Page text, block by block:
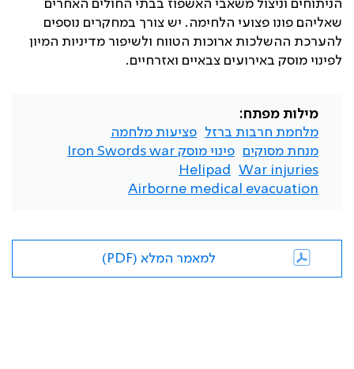
הניתוחים וניצול משאבי האשפוז בבתי החולים האחרים
שאליהם פונו פצועי הלחימה. יש צורך במחקרים נוספים
להערכת ההשלכות ארוכות הטווח ולשיפור מדיניות המיון
לפינוי מוסק באירועים צבאיים ואזרחיים.
מילות מפתח:
מלחמת חרבות ברזל
פציעות מלחמה
מנחת מסוקים
פינוי מוסק Iron Swords war
War injuries
Helipad
Airborne medical evacuation
למאמר המלא (PDF)